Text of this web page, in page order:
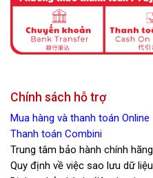
Chính sách hỗ trợ
Mua hàng và thanh toán Online
Thanh toán Combini
Trung tâm bảo hành chính hãng
Quy định về việc sao lưu dữ liệu